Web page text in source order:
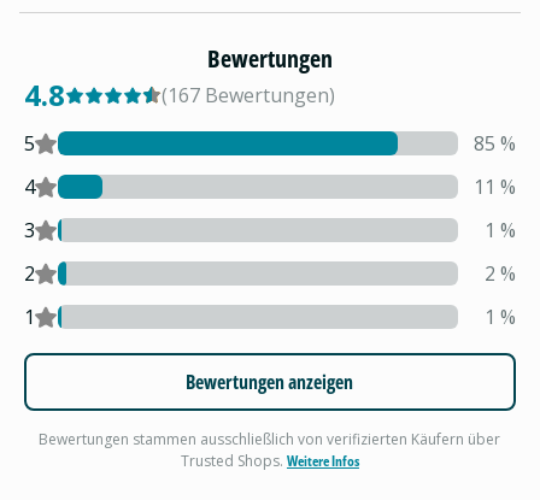
Bewertungen
4.8 (167 Bewertungen)
5
85 %
4
11 %
3
1 %
2
2 %
1
1 %
Bewertungen anzeigen
Bewertungen stammen ausschließlich von verifizierten Käufern über
Trusted Shops. Weitere Infos